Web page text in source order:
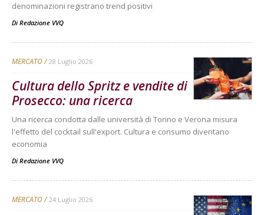
denominazioni registrano trend positivi
Di Redazione VVQ
MERCATO 28 Luglio 2026
Cultura dello Spritz e vendite di
Prosecco: una ricerca
Una ricerca condotta dalle università di Torino e Verona misura
l'effetto del cocktail sull'export. Cultura e consumo diventano
economia
Di Redazione VVQ
MERCATO 24 Luglio 2026